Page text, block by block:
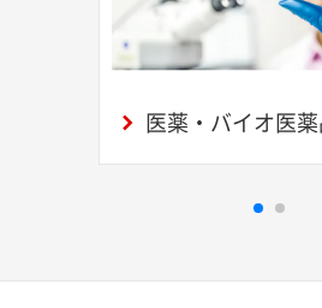
医薬・バイオ医薬